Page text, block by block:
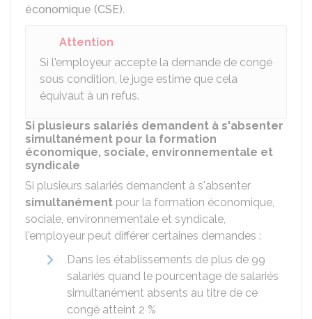
économique (CSE).
Attention
Si l'employeur accepte la demande de congé
sous condition, le juge estime que cela
équivaut à un refus.
Si plusieurs salariés demandent à s'absenter
simultanément pour la formation
économique, sociale, environnementale et
syndicale
Si plusieurs salariés demandent à s'absenter
simultanément pour la formation économique,
sociale, environnementale et syndicale,
l'employeur peut différer certaines demandes :
Dans les établissements de plus de 99
salariés quand le pourcentage de salariés
simultanément absents au titre de ce
congé atteint 2 %